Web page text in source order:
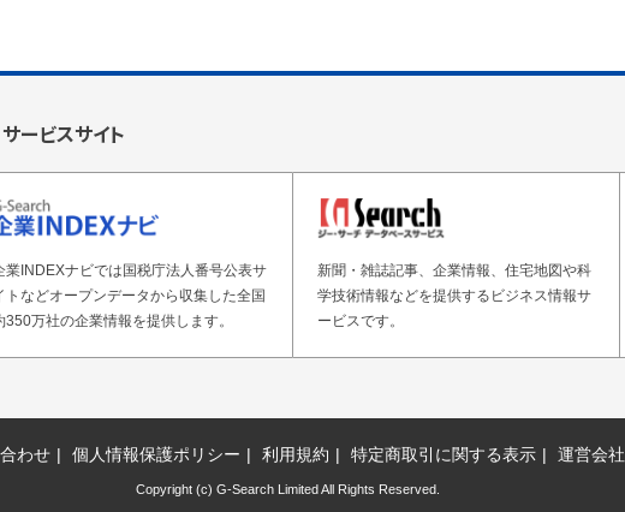
サービスサイト
業INDEXナビでは国税庁法人番号公表サ
トなどオープンデータから収集した全国
350万社の企業情報を提供します。
新聞・雑誌記事、企業情報、住宅地図や科
学技術情報などを提供するビジネス情報サ
ービスです。
わせ 個人情報保護ポリシー 利用規約 特定商取引に関する表示 運営会社
Copyright (c) G-Search Limited All Rights Reserved.